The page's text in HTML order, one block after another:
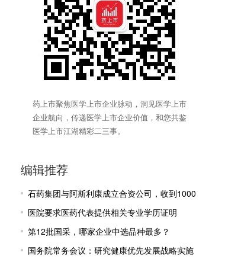
药上市聚焦医学上市企业脉动，洞见医学上市
企业航向，传递医学上市企业价值，和您共鉴
医学上市江湖精彩二三事。
编辑推荐
石药集团与阿斯利康成立合资公司，收到1000
万美元里程碑付款
医院要求医药代表提供相关专业学历证明
第12批国采，哪家企业中选品种最多？
国务院常务会议：研究健康优先发展战略实施